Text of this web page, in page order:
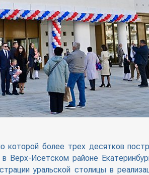
более трех десятков
Исетском районе
уральской столицы в